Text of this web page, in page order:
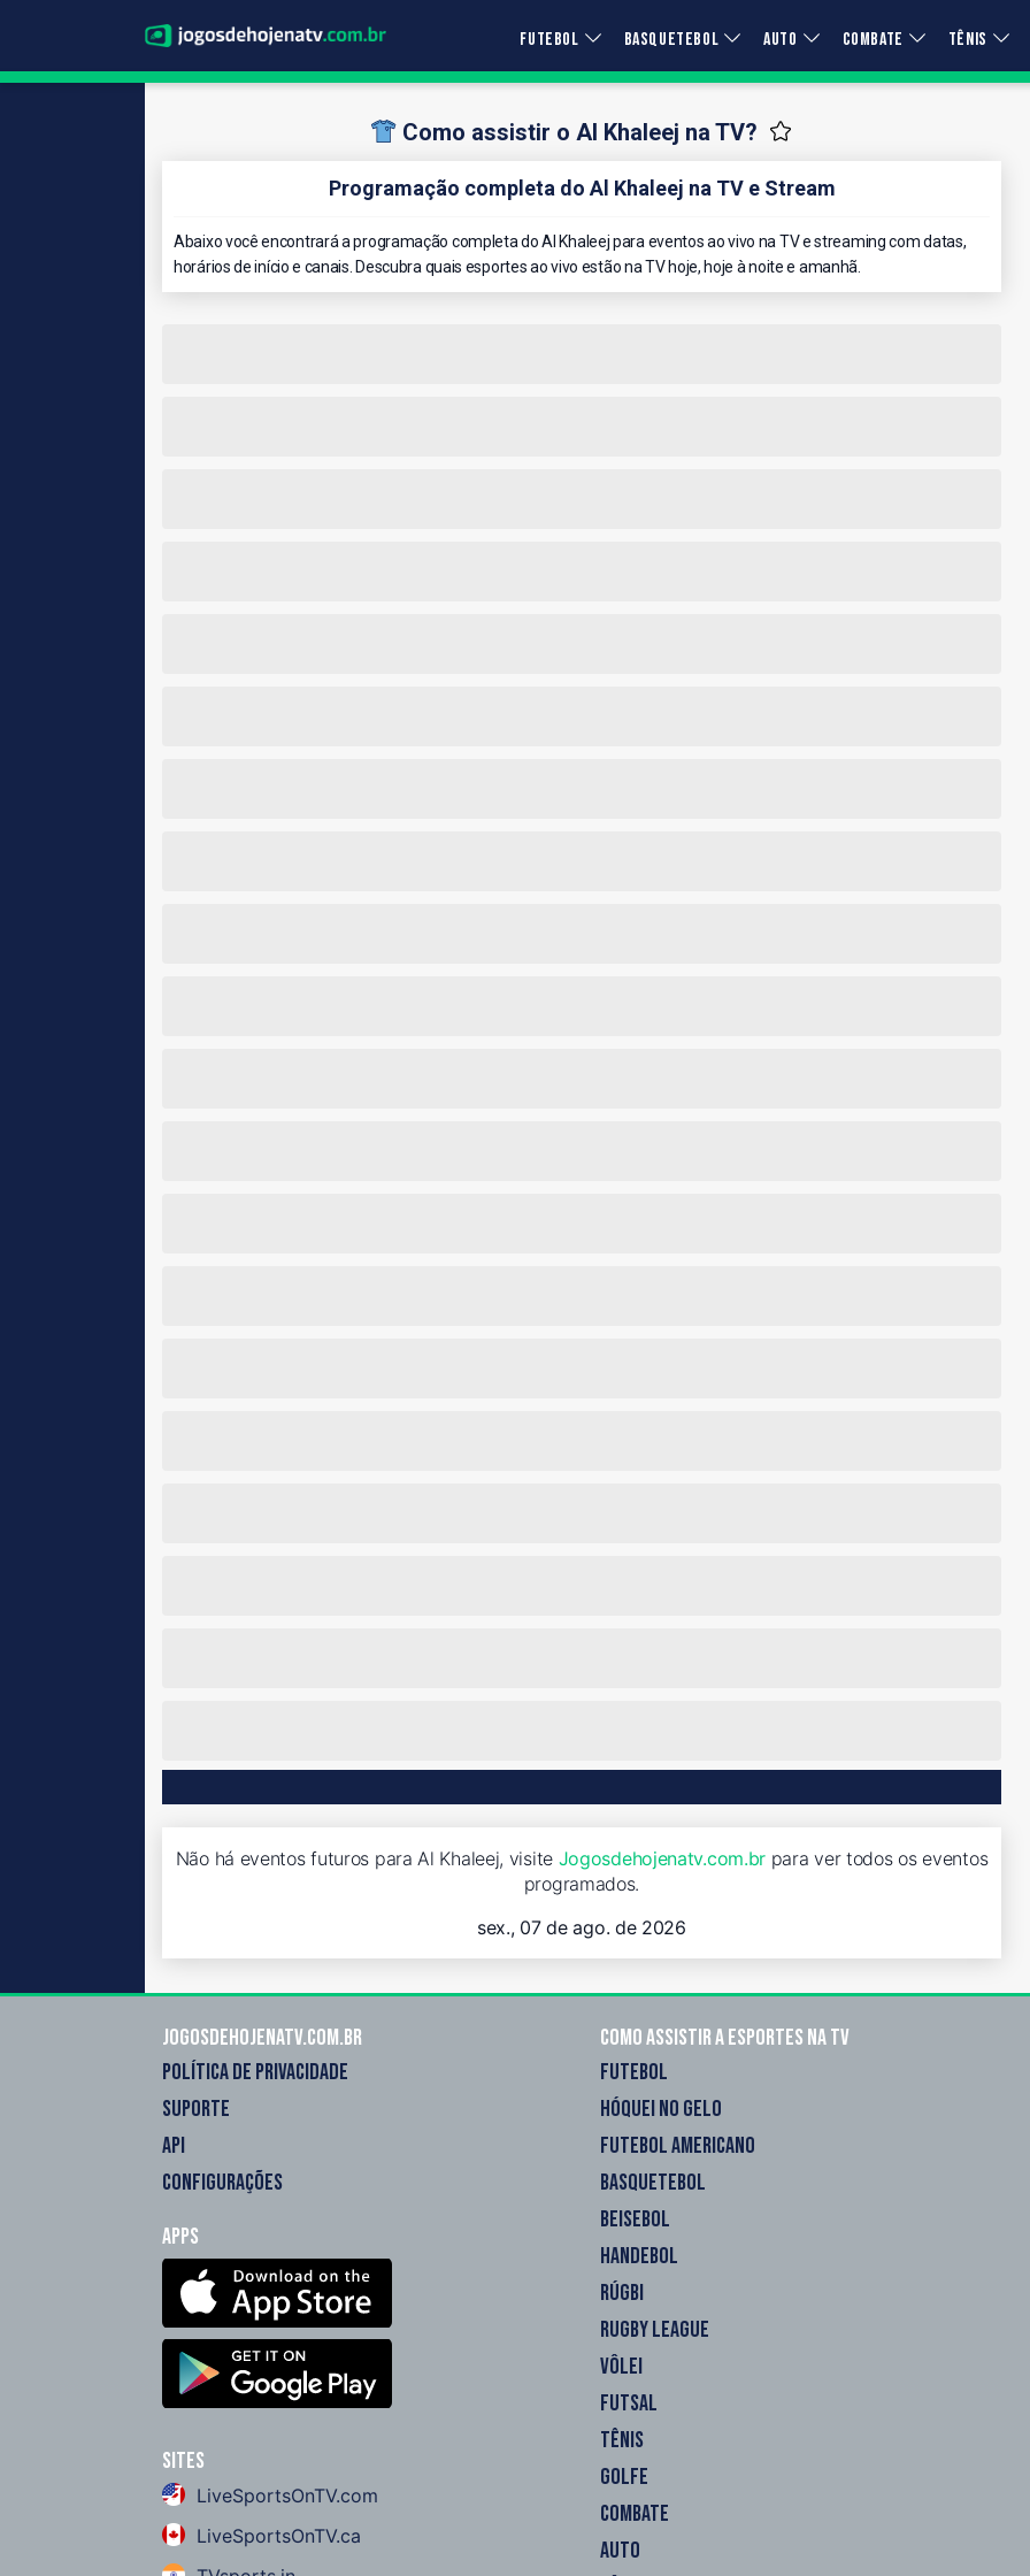
FUTEBOL BASQUETEBOL AUTO COMBATE TÊNIS
Como assistir o Al Khaleej na TV?
Programação completa do Al Khaleej na TV e Stream
Abaixo você encontrará a programação completa do Al Khaleej para eventos ao vivo na TV e streaming com datas,
horários de início e canais. Descubra quais esportes ao vivo estão na TV hoje, hoje à noite e amanhã.
Não há eventos futuros para Al Khaleej, visite Jogosdehojenatv.com.br para ver todos os eventos
programados.
sex., 07 de ago. de 2026
Jogosdehojenatv.com.br
POLÍTICA DE PRIVACIDADE
SUPORTE
API
CONFIGURAÇÕES
Apps
Sites
LiveSportsOnTV.com
LiveSportsOnTV.ca
Como assistir a esportes na TV
FUTEBOL
HÓQUEI NO GELO
FUTEBOL AMERICANO
BASQUETEBOL
BEISEBOL
HANDEBOL
RÚGBI
RUGBY LEAGUE
VÔLEI
FUTSAL
TÊNIS
GOLFE
COMBATE
AUTO